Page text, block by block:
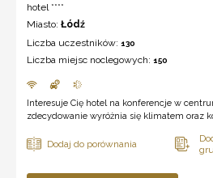
hotel ****
Miasto: Łódź
Liczba uczestników: 130
Liczba miejsc noclegowych: 150
Interesuje Cię hotel na konferencje w
zdecydowanie wyróżnia się klimatem oraz